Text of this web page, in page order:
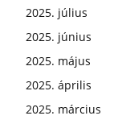
2025. július
2025. június
2025. május
2025. április
2025. március